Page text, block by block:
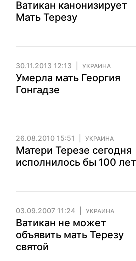
Ватикан канонизирует
Мать Терезу
30.11.2013 12:13 УКРАИНА
Умерла мать Георгия
Гонгадзе
26.08.2010 15:51 УКРАИНА
Матери Терезе сегодня
исполнилось бы 100 лет
03.09.2007 11:24 УКРАИНА
Ватикан не может
объявить мать Терезу
святой